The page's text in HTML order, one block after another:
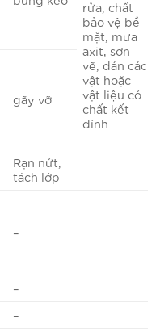
rửa, chất
bảo vệ bề
mặt, mưa
axit, sơn
vẽ, dán các
vật hoặc
vật liệu có
chất kết
dính
gãy vỡ
Rạn nứt,
tách lớp
–
–
–